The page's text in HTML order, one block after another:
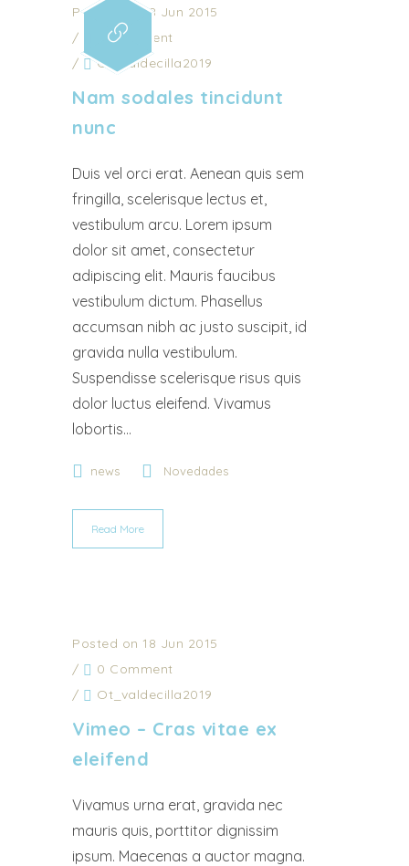
Posted on 18 Jun 2015
/
0 Comment
/
Ot_valdecilla2019
Nam sodales tincidunt
nunc
Duis vel orci erat. Aenean quis sem
fringilla, scelerisque lectus et,
vestibulum arcu. Lorem ipsum
dolor sit amet, consectetur
adipiscing elit. Mauris faucibus
vestibulum dictum. Phasellus
accumsan nibh ac justo suscipit, id
gravida nulla vestibulum.
Suspendisse scelerisque risus quis
dolor luctus eleifend. Vivamus
lobortis...
news Novedades
Read More
Posted on 18 Jun 2015
/
0 Comment
/
Ot_valdecilla2019
Vimeo – Cras vitae ex
eleifend
Vivamus urna erat, gravida nec
mauris quis, porttitor dignissim
ipsum. Maecenas a auctor magna.